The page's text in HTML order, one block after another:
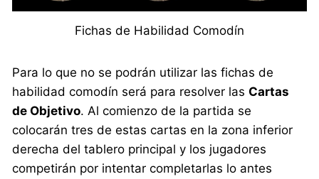
Fichas de Habilidad Comodín
Para lo que no se podrán utilizar las fichas de
habilidad comodín será para resolver lasCartas
de Objetivo. Al comienzo de la partida se
colocarán tres de estas cartas en la zona inferior
derecha del tablero principal y los jugadores
competirán por intentar completarlas lo antes